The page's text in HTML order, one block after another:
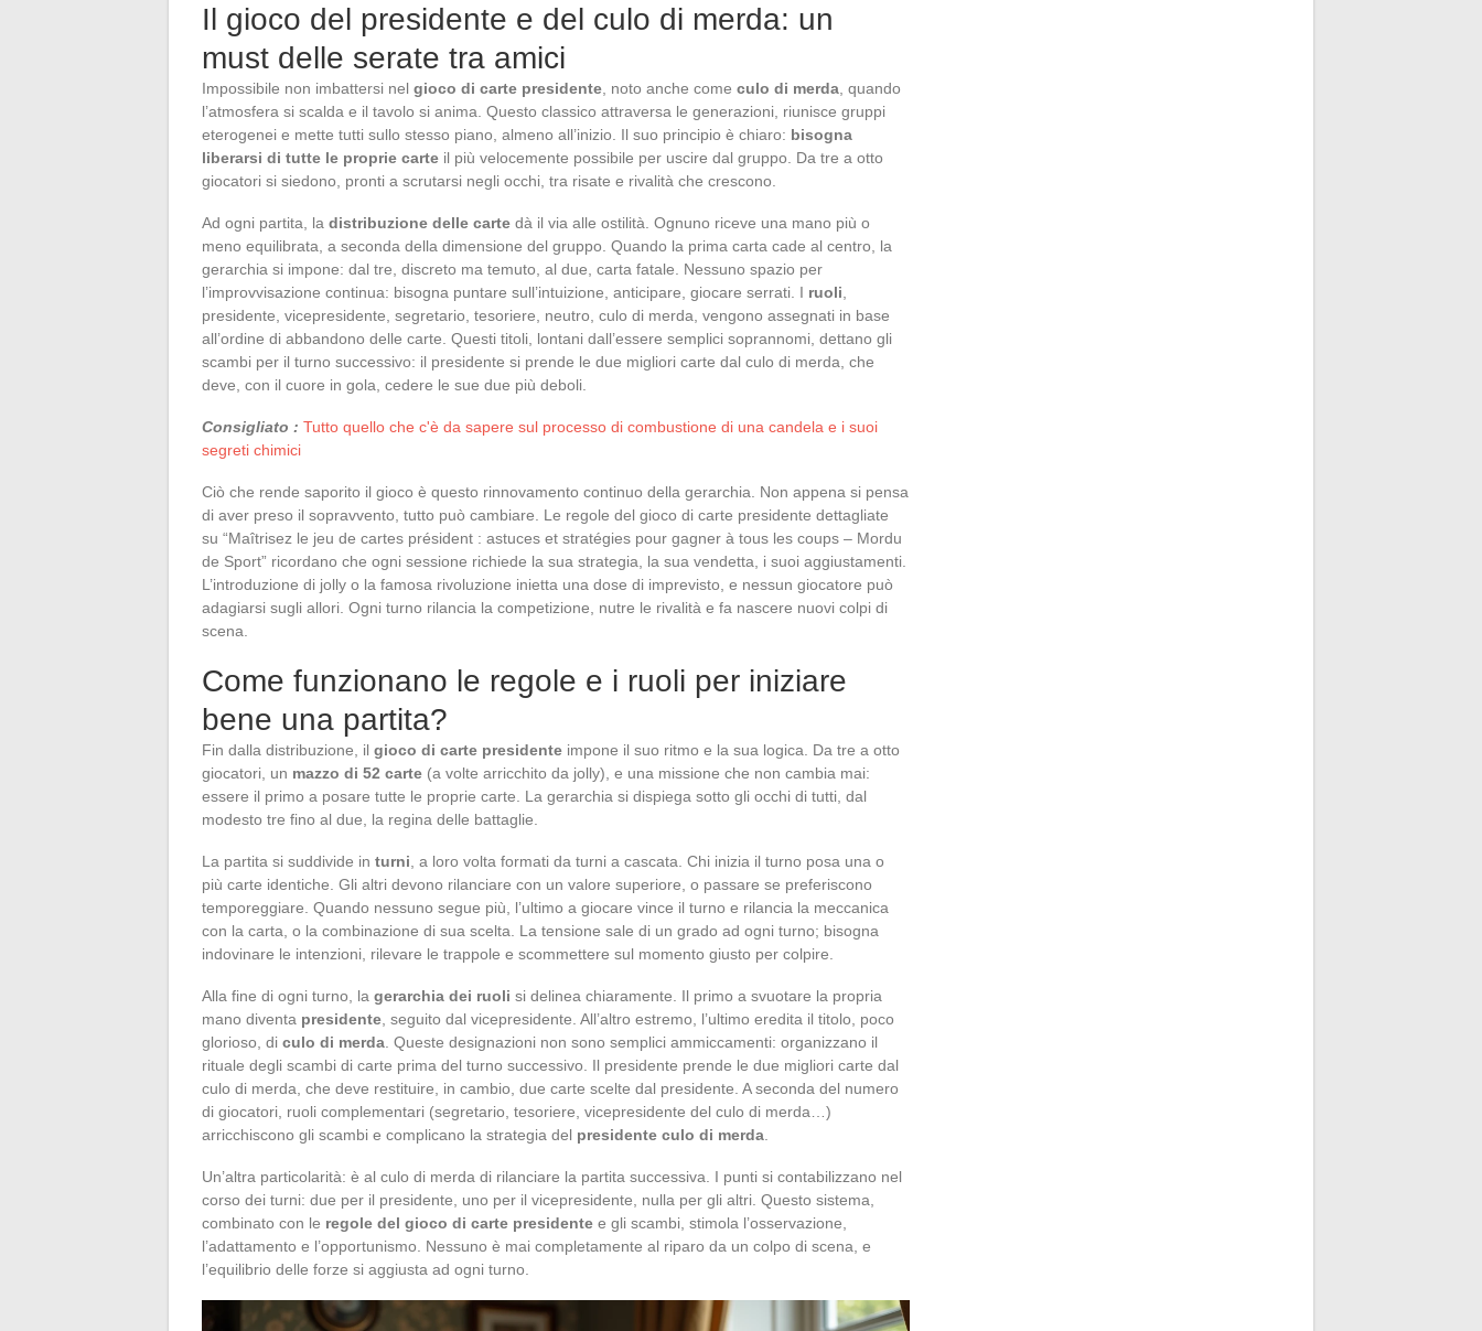
Il gioco del presidente e del culo di merda: un
must delle serate tra amici
Impossibile non imbattersi nel gioco di carte presidente , noto anche come culo di merda , quando
l’atmosfera si scalda e il tavolo si anima. Questo classico attraversa le generazioni, riunisce gruppi
eterogenei e mette tutti sullo stesso piano, almeno all’inizio. Il suo principio è chiaro: bisogna
liberarsi di tutte le proprie carte il più velocemente possibile per uscire dal gruppo. Da tre a otto
giocatori si siedono, pronti a scrutarsi negli occhi, tra risate e rivalità che crescono.
Ad ogni partita, la distribuzione delle carte dà il via alle ostilità. Ognuno riceve una mano più o
meno equilibrata, a seconda della dimensione del gruppo. Quando la prima carta cade al centro, la
gerarchia si impone: dal tre, discreto ma temuto, al due, carta fatale. Nessuno spazio per
l’improvvisazione continua: bisogna puntare sull’intuizione, anticipare, giocare serrati. I ruoli
presidente, vicepresidente, segretario, tesoriere, neutro, culo di merda, vengono assegnati in base
all’ordine di abbandono delle carte. Questi titoli, lontani dall’essere semplici soprannomi, dettano gli
scambi per il turno successivo: il presidente si prende le due migliori carte dal culo di merda, che
deve, con il cuore in gola, cedere le sue due più deboli.
Consigliato : Tutto quello che c'è da sapere sul processo di combustione di una candela e i suoi
segreti chimici
Ciò che rende saporito il gioco è questo rinnovamento continuo della gerarchia. Non appena si pensa
di aver preso il sopravvento, tutto può cambiare. Le regole del gioco di carte presidente dettagliate
su “Maîtrisez le jeu de cartes président : astuces et stratégies pour gagner à tous les coups – Mordu
de Sport” ricordano che ogni sessione richiede la sua strategia, la sua vendetta, i suoi aggiustamenti.
L’introduzione di jolly o la famosa rivoluzione inietta una dose di imprevisto, e nessun giocatore può
adagiarsi sugli allori. Ogni turno rilancia la competizione, nutre le rivalità e fa nascere nuovi colpi di
scena.
Come funzionano le regole e i ruoli per iniziare
bene una partita?
Fin dalla distribuzione, il gioco di carte presidente impone il suo ritmo e la sua logica. Da tre a otto
giocatori, un mazzo di 52 carte (a volte arricchito da jolly), e una missione che non cambia mai:
essere il primo a posare tutte le proprie carte. La gerarchia si dispiega sotto gli occhi di tutti, dal
modesto tre fino al due, la regina delle battaglie.
La partita si suddivide in turni , a loro volta formati da turni a cascata. Chi inizia il turno posa una o
più carte identiche. Gli altri devono rilanciare con un valore superiore, o passare se preferiscono
temporeggiare. Quando nessuno segue più, l’ultimo a giocare vince il turno e rilancia la meccanica
con la carta, o la combinazione di sua scelta. La tensione sale di un grado ad ogni turno; bisogna
indovinare le intenzioni, rilevare le trappole e scommettere sul momento giusto per colpire.
Alla fine di ogni turno, la gerarchia dei ruoli si delinea chiaramente. Il primo a svuotare la propria
mano diventa presidente , seguito dal vicepresidente. All’altro estremo, l’ultimo eredita il titolo, poco
glorioso, di culo di merda . Queste designazioni non sono semplici ammiccamenti: organizzano il
rituale degli scambi di carte prima del turno successivo. Il presidente prende le due migliori carte dal
culo di merda, che deve restituire, in cambio, due carte scelte dal presidente. A seconda del numero
di giocatori, ruoli complementari (segretario, tesoriere, vicepresidente del culo di merda…)
arricchiscono gli scambi e complicano la strategia del presidente culo di merda
Un’altra particolarità: è al culo di merda di rilanciare la partita successiva. I punti si contabilizzano nel
corso dei turni: due per il presidente, uno per il vicepresidente, nulla per gli altri. Questo sistema,
combinato con le regole del gioco di carte presidente e gli scambi, stimola l’osservazione,
l’adattamento e l’opportunismo. Nessuno è mai completamente al riparo da un colpo di scena, e
l’equilibrio delle forze si aggiusta ad ogni turno.